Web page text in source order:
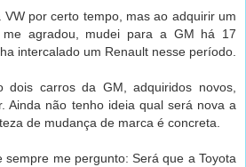
por certo tempo, mas ao adquirir um
agradou, mudei para a GM há 17
intercalado um Renault nesse período.
dois carros da GM, adquiridos novos,
Ainda não tenho ideia qual será nova a
de mudança de marca é concreta.
sempre me pergunto: Será que a Toyota